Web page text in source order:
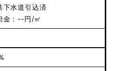
下水道引込済
金：--円/㎡